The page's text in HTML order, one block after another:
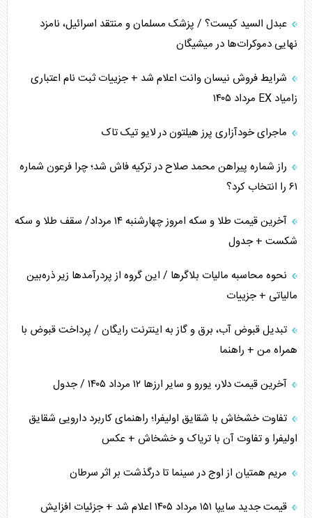
اوکراین بازوی مخرب آمریکا در غرب آسیا
اهمیت راهبردی اردن برای آمریکا
پیام، ظرفیت بالفعل‌نشده تجارت ایران
همسویی عربستان با سنتکام علیه متحدان ایران
ترامپ و توهم خلع سلاح حماس
عبدل السید کیست؟ / پزشک مسلمان و منتقد اسرائیل، نامزد
نهایی دموکرات‌ها در میشیگان
شرایط فروش نیسان وانت اعلام شد + جزییات ثبت نام اعتباری
زامیاد EX مرداد ۱۴۰۵
ماجرای خودآزاری پرز هیلتون در لایو تیک تاک
راز شماره پیراهن محمد صلاح در ترکیه فاش شد؛ چرا فرعون شماره
۶۱ را انتخاب کرد؟
آخرین قیمت طلا و سکه امروز چهارشنبه ۱۴ مرداد/ سقف طلا و سکه
شکست + جدول
نحوه محاسبه مالیات بلاگر‌ها / این گروه از پردرآمد‌ها زیر ذره‌بین
مالیاتی + جزییات
تبدیل قبوض آب، برق و گاز به اینترنت رایگان / پرداخت قبوض با
همراه من + راهنما
آخرین قیمت دلار، یورو و سایر ارز‌ها ۱۲ مرداد ۱۴۰۵ / جدول
تفاوت خشخاش با شقایق اولیفرا؛ راهنمای کاربرد دارویی شقایق
اولیفرا و تفاوت آن با تریاک و خشخاش + عکس
مریم همتیان از اوج در سینما تا درگذشت بر اثر سرطان
قیمت جدید سایپا ۱۵۱ مرداد ۱۴۰۵ اعلام شد + جزئیات افزایش